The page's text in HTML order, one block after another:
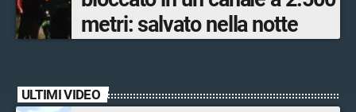
metri: salvato nella notte
ULTIMI VIDEO